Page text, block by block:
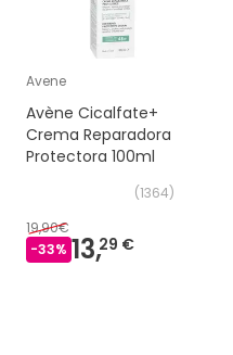
Avene
Avène Cicalfate+
Crema Reparadora
Protectora 100ml
(1364)
19,90€
-33% 13,29 €